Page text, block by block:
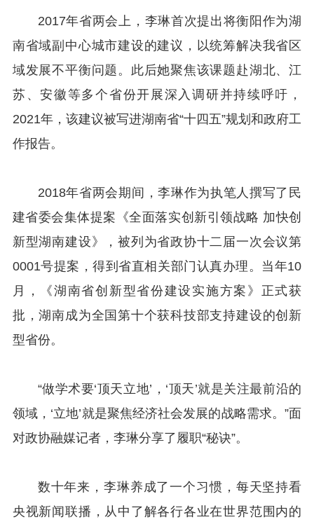
2017年省两会上，李琳首次提出将衡阳作为湖
南省域副中心城市建设的建议，以统筹解决我省区
域发展不平衡问题。此后她聚焦该课题赴湖北、江
苏、安徽等多个省份开展深入调研并持续呼吁，
2021年，该建议被写进湖南省“十四五”规划和政府工
作报告。
2018年省两会期间，李琳作为执笔人撰写了民
建省委会集体提案《全面落实创新引领战略 加快创
新型湖南建设》，被列为省政协十二届一次会议第
0001号提案，得到省直相关部门认真办理。当年10
月，《湖南省创新型省份建设实施方案》正式获
批，湖南成为全国第十个获科技部支持建设的创新
型省份。
“做学术要‘顶天立地’，‘顶天’就是关注最前沿的
领域，‘立地’就是聚焦经济社会发展的战略需求。”面
对政协融媒记者，李琳分享了履职“秘诀”。
数十年来，李琳养成了一个习惯，每天坚持看
央视新闻联播，从中了解各行各业在世界范围内的